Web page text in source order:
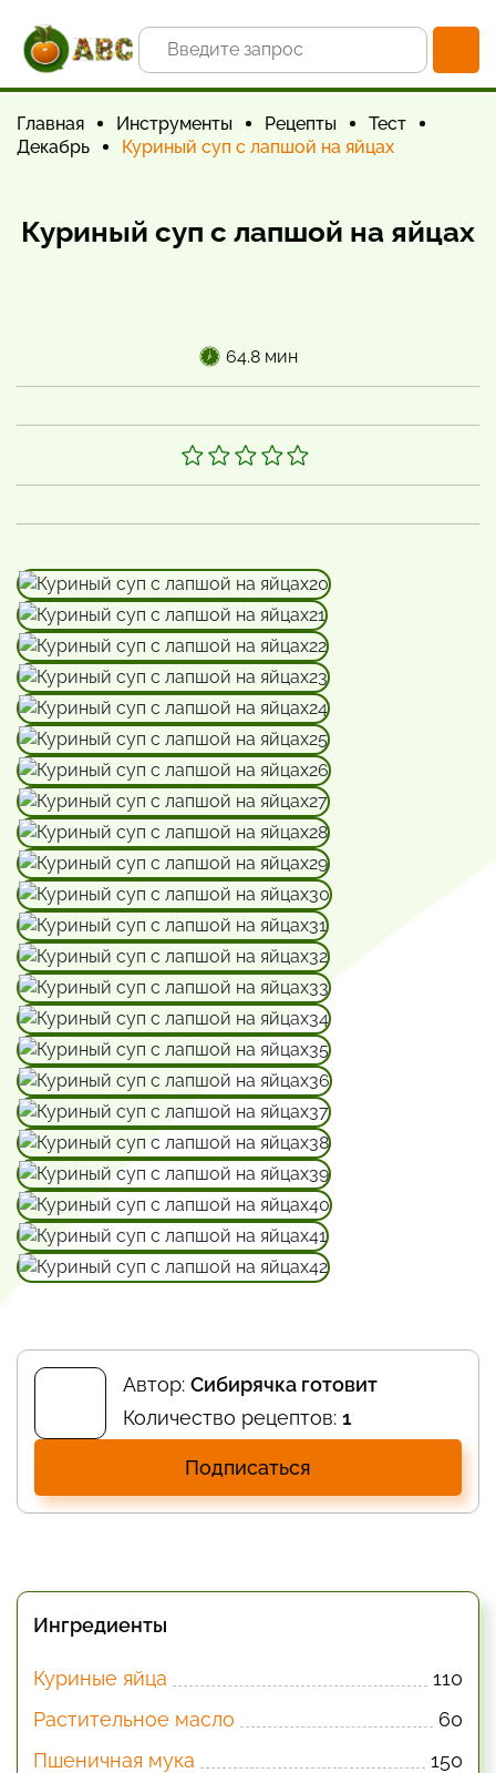
Главная Инструменты Рецепты
Тест
Декабрь
Куриный суп с лапшой на яйцах
Куриный суп с лапшой на яйцах
64.8 мин
Автор: Сибирячка готовит
Количество рецептов: 1
Подписаться
Ингредиенты
Куриные яйца
110
Растительное масло
60
Пшеничная мука
150